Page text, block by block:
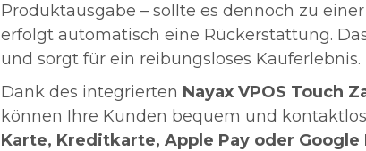
Produktausgabe – sollte es dennoch zu
erfolgt automatisch eine Rückerstattung.
und sorgt für ein reibungsloses Kauferlebnis.
Dank des integrierten Nayax VPOS Touch
können Ihre Kunden bequem und
Karte, Kreditkarte, Apple Pay oder Google